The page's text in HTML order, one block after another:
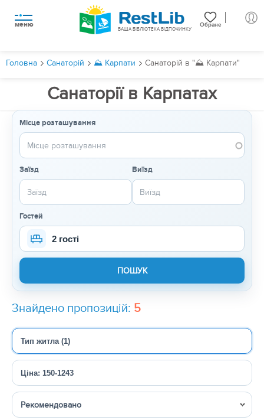
меню Обране
ВАША БІБЛІОТЕКА ВІДПОЧИНКУ
Головна Санаторій ⛰️ Карпати Санаторій в "⛰️ Карпати"
Санаторії в Карпатах
Місце розташування
Заїзд Виїзд
Гостей
2 гості
Знайдено пропозицій: 5
Тип житла (1)
Ціна: 150-1243
Сортувати